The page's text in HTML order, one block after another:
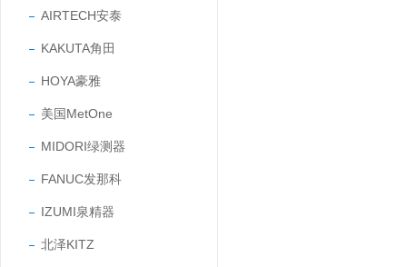
AIRTECH安泰
KAKUTA角田
HOYA豪雅
美国MetOne
MIDORI绿测器
FANUC发那科
IZUMI泉精器
北泽KITZ